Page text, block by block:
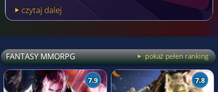
czytaj dalej
FANTASY MMORPG pokaż pełen ranking
7.9 7.8